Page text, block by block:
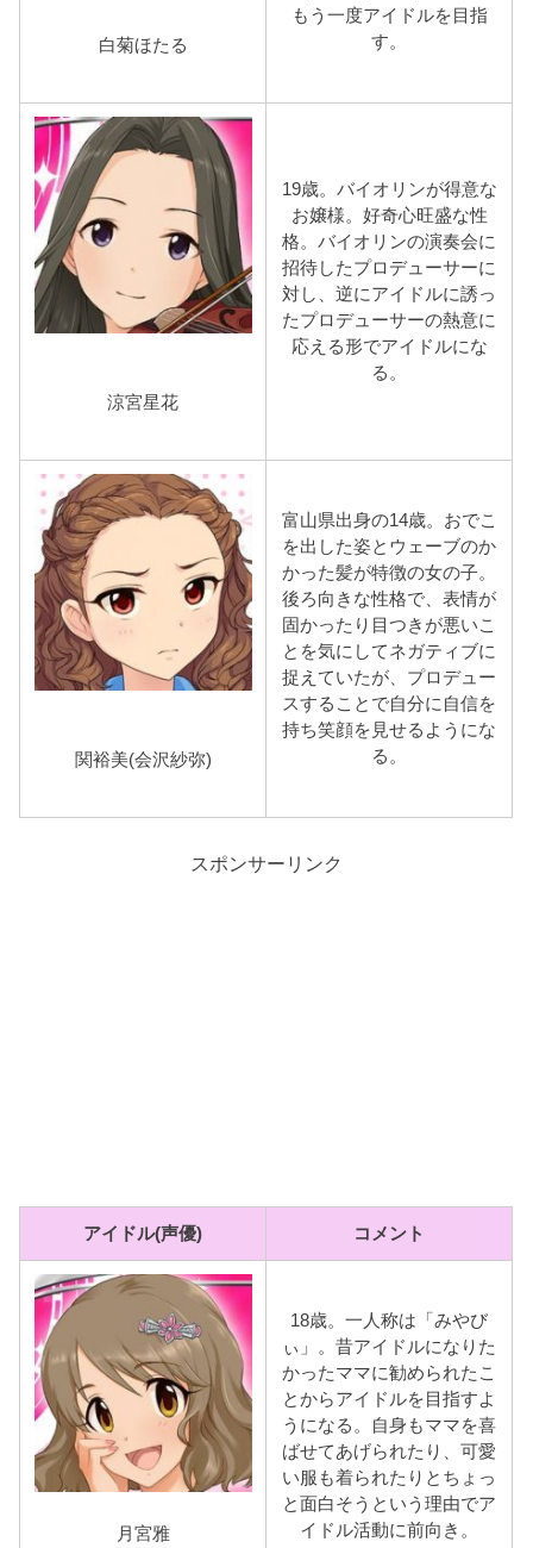
白菊ほたる
もう一度アイドルを目指
す。
涼宮星花
19歳。バイオリンが得意な
お嬢様。好奇心旺盛な性
格。バイオリンの演奏会に
招待したプロデューサーに
対し、逆にアイドルに誘っ
たプロデューサーの熱意に
応える形でアイドルにな
る。
関裕美(会沢紗弥)
富山県出身の14歳。おでこ
を出した姿とウェーブのか
かった髪が特徴の女の子。
後ろ向きな性格で、表情が
固かったり目つきが悪いこ
とを気にしてネガティブに
捉えていたが、プロデュー
スすることで自分に自信を
持ち笑顔を見せるようにな
る。
スポンサーリンク
アイドル(声優) コメント
月宮雅
18歳。一人称は「みやび
ぃ」。昔アイドルになりた
かったママに勧められたこ
とからアイドルを目指すよ
うになる。自身もママを喜
ばせてあげられたり、可愛
い服も着られたりとちょっ
と面白そうという理由でア
イドル活動に前向き。